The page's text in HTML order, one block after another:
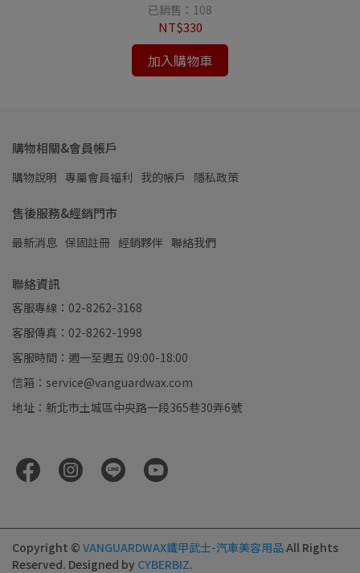
已銷售：108
NT$330
加入購物車
購物相關&會員帳戶
購物說明 專屬會員福利 我的帳戶 隱私政策
售後服務&經銷門市
最新消息 保固註冊 經銷夥伴 聯絡我們
聯絡資訊
客服專線：02-8262-3168
客服傳真：02-8262-1998
客服時間：週一至週五 09:00-18:00
信箱：service@vanguardwax.com
地址：新北市土城區中央路一段365巷30弄6號
Copyright © VANGUARDWAX鐵甲武士-汽車美容用品All Rights
Reserved. Designed by CYBERBIZ.